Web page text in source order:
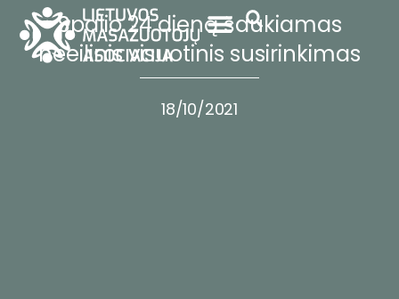
Spalio 24 dieną šaukiamas
neeilinis visuotinis susirinkimas
18/10/2021